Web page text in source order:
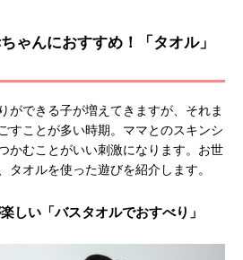
ゃんにおすすめ！「タオル」
ができる子が増えてきますが、それま
すことが多い時期。ママとのスキンシ
かむことがいい刺激になります。お世
タオルを使った遊びを紹介します。
しい「バスタオルでおすべり」